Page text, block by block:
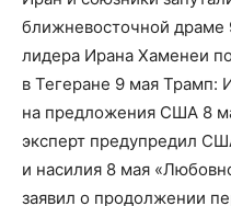
ближневосточной драме
лидера Ирана Хаменеи
в Тегеране 9 мая Трамп:
на предложения США 8
эксперт предупредил
и насилия 8 мая
заявил о продолжении